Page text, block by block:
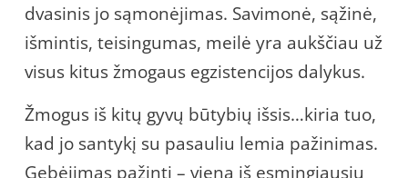
dvasinis jo sąmonėjimas. Savimonė, sąžinė,
išmintis, teisingumas, meilė yra aukščiau už
visus kitus žmogaus egzistencijos dalykus.
Žmogus iš kitų gyvų būtybių išsis…kiria tuo,
kad jo santykį su pasauliu lemia pažinimas.
Gebėjimas pažinti – viena iš esmingiausių